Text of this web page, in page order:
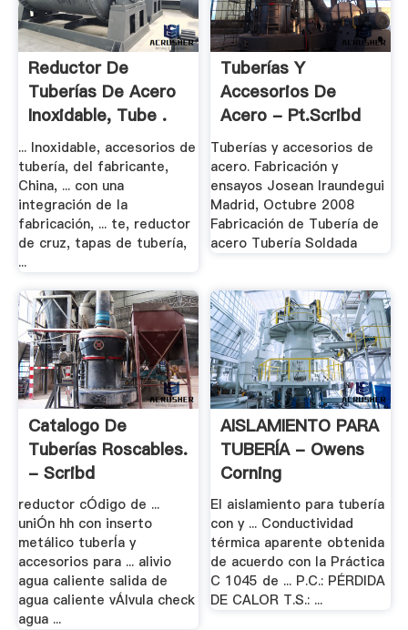
Reductor De
Tuberías De Acero
Inoxidable, Tube .
... Inoxidable, accesorios de
tubería, del fabricante,
China, ... con una
integración de la
fabricación, ... te, reductor
de cruz, tapas de tubería,
...
Tuberías Y
Accesorios De
Acero - Pt.scribd
Tuberías y accesorios de
acero. Fabricación y
ensayos Josean Iraundegui
Madrid, Octubre 2008
Fabricación de Tubería de
acero Tubería Soldada
Catalogo De
Tuberías Roscables.
- Scribd
reductor cÓdigo de ...
uniÓn hh con inserto
metálico tuberÍa y
accesorios para ... alivio
agua caliente salida de
agua caliente vÁlvula check
agua ...
AISLAMIENTO PARA
TUBERÍA - Owens
Corning
El aislamiento para tubería
con y ... Conductividad
térmica aparente obtenida
de acuerdo con la Práctica
C 1045 de ... P.C.: PÉRDIDA
DE CALOR T.S.: ...